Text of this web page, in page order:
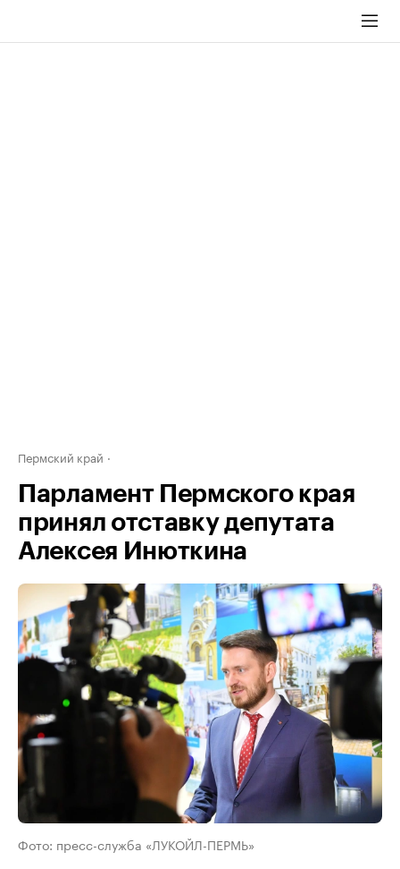
Пермский край
Парламент Пермского края
принял отставку депутата
Алексея Инюткина
Фото: пресс-служба «ЛУКОЙЛ-ПЕРМЬ»